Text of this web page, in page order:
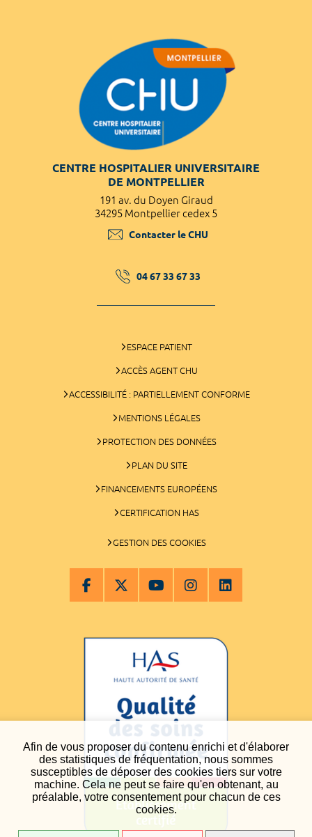
Afin de vous proposer du contenu enrichi et d'élaborer
des statistiques de fréquentation, nous sommes
susceptibles de déposer des cookies tiers sur votre
machine. Cela ne peut se faire qu'en obtenant, au
préalable, votre consentement pour chacun de ces
cookies.
CENTRE HOSPITALIER UNIVERSITAIRE
DE MONTPELLIER
191 av. du Doyen Giraud
34295 Montpellier cedex 5
Contacter le CHU
04 67 33 67 33
ESPACE PATIENT
ACCÈS AGENT CHU
ACCESSIBILITÉ : PARTIELLEMENT CONFORME
MENTIONS LÉGALES
PROTECTION DES DONNÉES
PLAN DU SITE
FINANCEMENTS EUROPÉENS
CERTIFICATION HAS
GESTION DES COOKIES